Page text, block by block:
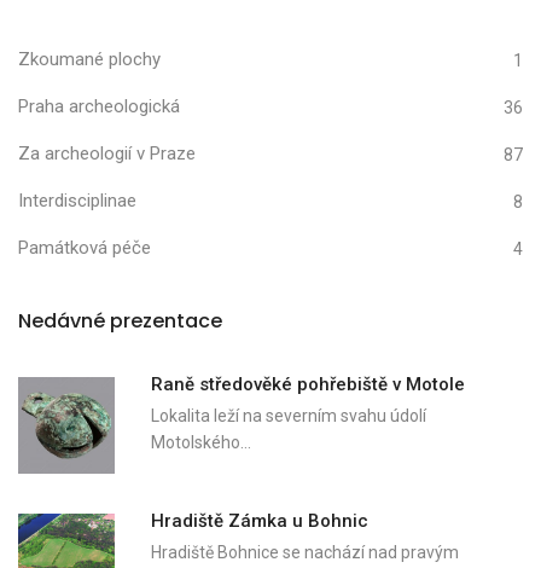
Zkoumané plochy 1
Praha archeologická 36
Za archeologií v Praze 87
Interdisciplinae 8
Památková péče 4
Nedávné prezentace
Raně středověké pohřebiště v Motole
Lokalita leží na severním svahu údolí
Motolského…
Hradiště Zámka u Bohnic
Hradiště Bohnice se nachází nad pravým